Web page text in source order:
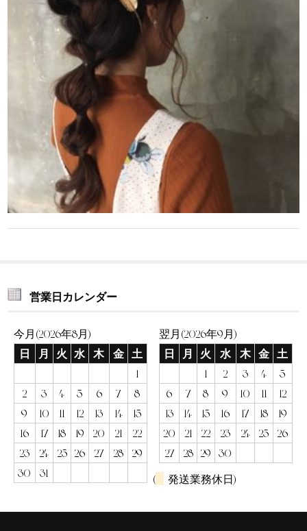
営業日カレンダー
今月(2026年8月)
日
月 火 水 木 金
土
1
2
3 4 5 6 7
8
9
10 11 12 13 14
15
16
17 18 19 20 21
22
23
24 25 26 27 28
29
30
31
翌月(2026年9月)
日
月 火 水 木 金
土
1
2 3 4
5
6
7 8 9 10 11
12
13
14 15 16 17 18
19
20
21 22 23 24 25
26
27
28 29
30
(
発送業務休日)